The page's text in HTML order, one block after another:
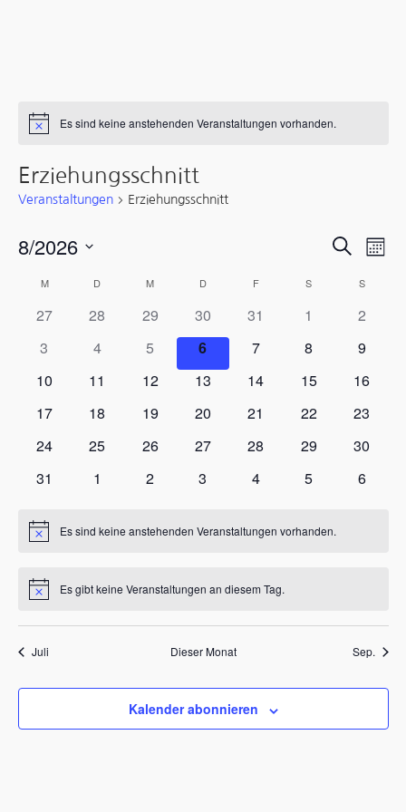
HinweisEs sind keine anstehenden Veranstaltungen vorhanden.
Erziehungsschnitt
Veranstaltungen Erziehungsschnitt
Suche
und
Suche
8/2026
Kalender
von
Veranstaltungen
MMONTAG D DIENSTAGM MITTWOCH
DDONNERSTAG
FFREITAG S SAMSTAGS
27 28 29 30 31 1
2
3
4 5 6 7 8
9
10
11 12 13 14 15
16
17
18 19 20 21 22
23
24
25 26 27 28 29
30
31
1 2 3 4 5 6
HinweisEs sind keine anstehenden Veranstaltungen vorhanden.
HinweisEs gibt keine Veranstaltungen an diesem Tag.
Juli Dieser Monat Sep.
Kalender abonnieren